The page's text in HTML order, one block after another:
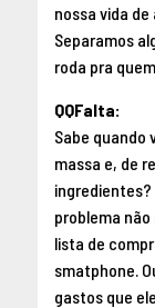
nossa vida de
Separamos
roda pra
QQFalta:
Sabe quando
massa e, de
ingredientes?
problema
lista de
smatphone.
gastos que